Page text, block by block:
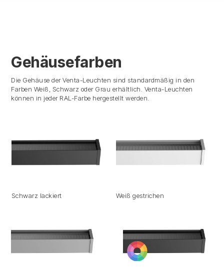
Gehäusefarben
Die Gehäuse der Venta-Leuchten sind standardmäßig in den
Farben Weiß, Schwarz oder Grau erhältlich. Venta-Leuchten
können in jeder RAL-Farbe hergestellt werden.
Schwarz lackiert Weiß gestrichen